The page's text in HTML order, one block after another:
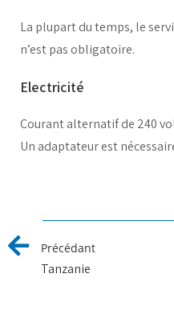
La plupart du temps, le
n’est pas obligatoire.
Electricité
Courant alternatif de 240
Un adaptateur est
Précédant
Tanzanie